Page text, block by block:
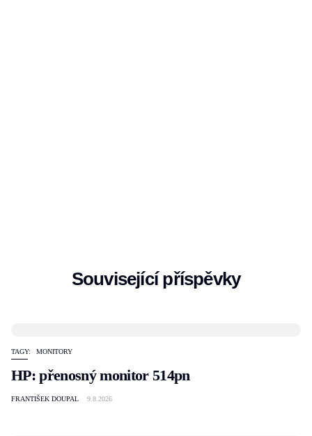
Související příspěvky
TAGY: MONITORY
HP: přenosný monitor 514pn
FRANTIŠEK DOUPAL 9.8.2026